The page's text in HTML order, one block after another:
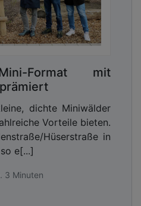
Format mit
dichte Miniwälder
Vorteile bieten.
Hüserstraße in
e[...]
3 Minuten